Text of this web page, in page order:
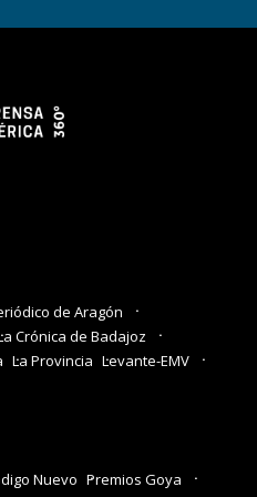
de Aragón
Crónica de Badajoz
La Provincia Levante-EMV
Nuevo Premios Goya